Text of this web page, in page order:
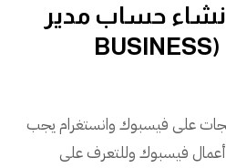
حساب مدير
أعمال فيسبوك (BUSINESS
على فيسبوك وانستغرام يجب
فيسبوك وللتعرف على